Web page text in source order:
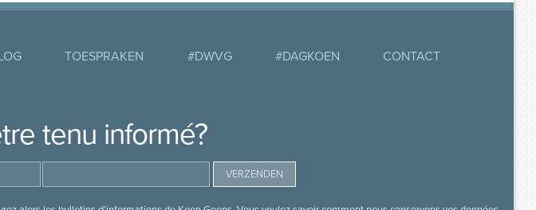
TOESPRAKEN #DWVG #DAGKOEN CONTACT
tenu informé?